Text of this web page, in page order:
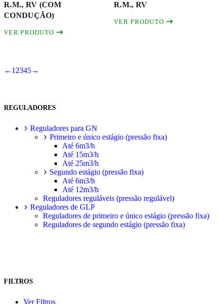
R.M., RV (COM
CONDUÇÃO)
VER PRODUTO
R.M., RV
VER PRODUTO
← 1 2345→
REGULADORES
Reguladores para GN
Primeiro e único estágio (pressão fixa)
Até 6m3/h
Até 15m3/h
Até 25m3/h
Segundo estágio (pressão fixa)
Até 6m3/h
Até 12m3/h
Reguladores reguláveis (pressão regulável)
Reguladores de GLP
Reguladores de primeiro e único estágio (pressão fixa)
Reguladores de segundo estágio (pressão fixa)
FILTROS
Ver Filtros